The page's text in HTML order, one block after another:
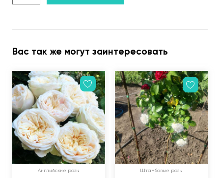
Вас так же могут заинтересовать
Английские розы Штамбовые розы